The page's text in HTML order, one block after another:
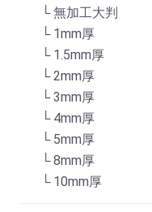
└ 無加工大判
└ 1mm厚
└ 1.5mm厚
└ 2mm厚
└ 3mm厚
└ 4mm厚
└ 5mm厚
└ 8mm厚
└ 10mm厚